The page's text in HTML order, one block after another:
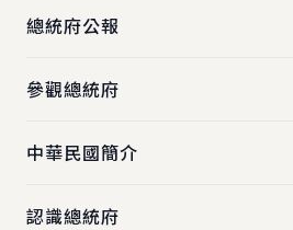
總統府公報
參觀總統府
中華民國簡介
認識總統府